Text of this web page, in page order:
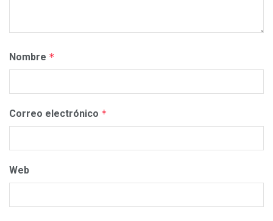
Nombre *
Correo electrónico *
Web